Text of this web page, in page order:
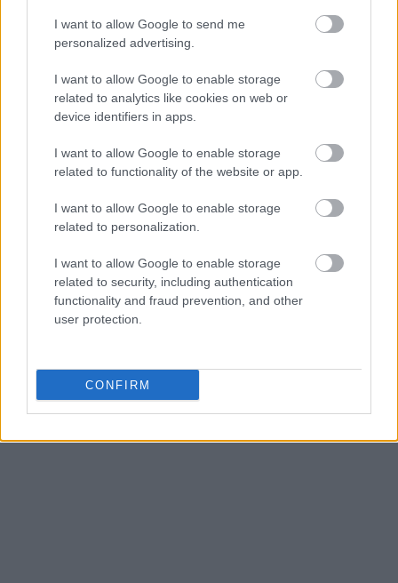
I want to allow Google to send me
personalized advertising.
I want to allow Google to enable storage
related to analytics like cookies on web or
device identifiers in apps.
I want to allow Google to enable storage
related to functionality of the website or app.
I want to allow Google to enable storage
related to personalization.
I want to allow Google to enable storage
related to security, including authentication
functionality and fraud prevention, and other
user protection.
CONFIRM